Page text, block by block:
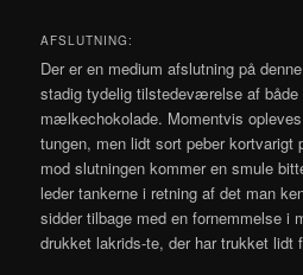
AFSLUTNING:
Der er en medium afslutning på
stadig tydelig tilstedeværelse af både
mælkechokolade. Momentvis
tungen, men lidt sort peber kortvarigt
mod slutningen kommer en smule
leder tankerne i retning af det man
sidder tilbage med en fornemmelse i
drukket lakrids-te, der har trukket lidt